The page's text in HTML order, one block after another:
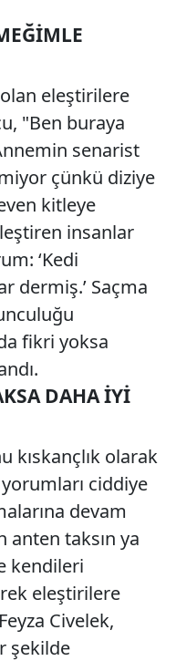
eleştirilere
"Ben buraya
senarist
çünkü diziye
kitleye
insanlar
‘Kedi
dermiş.’ Saçma
fikri yoksa
DAHA İYI
kıskançlık olarak
ciddiye
devam
anten taksın ya
kendileri
eleştirilere
Civelek,
şekilde